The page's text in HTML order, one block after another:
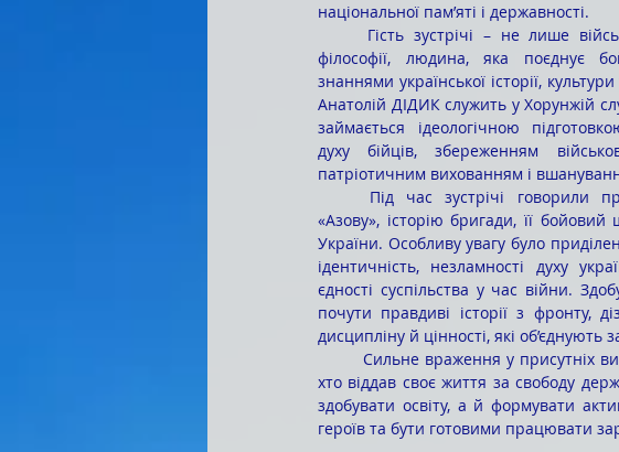
національної пам’яті і державності.
філософії, людина, яка поєднує
знаннями української історії,
Анатолій ДІДИК служить у Хорунжій
займається ідеологічною
духу бійців, збереженням
патріотичним вихованням і
«Азову», історію бригади, її
України. Особливу увагу було
ідентичність, незламності духу
єдності суспільства у час війни.
почути правдиві історії з фронту,
дисципліну й цінності, які об’єднують
хто віддав своє життя за свободу
здобувати освіту, а й формувати
героїв та бути готовими працювати